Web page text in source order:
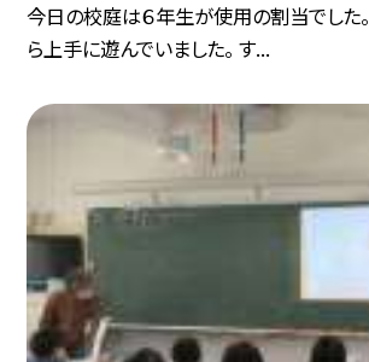
今日の校庭は６年生が使用の割当でした
ら上手に遊んでいました。 す...